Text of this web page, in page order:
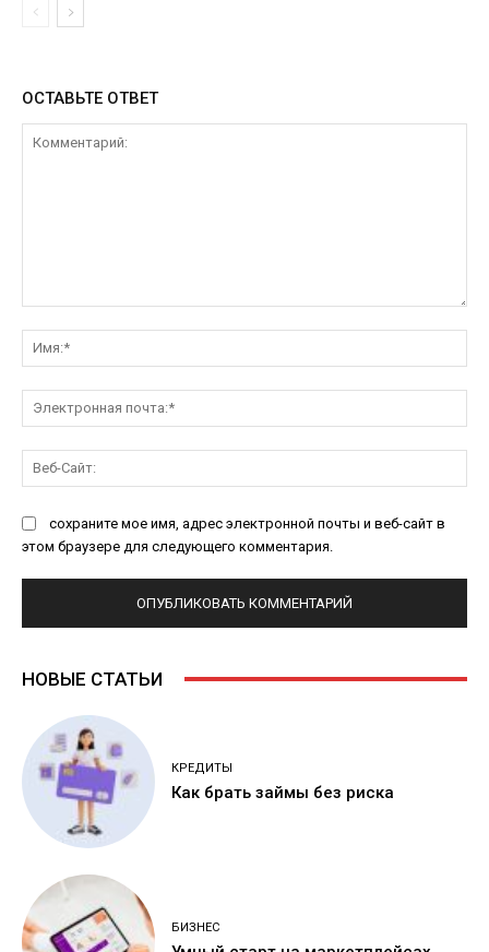
ОСТАВЬТЕ ОТВЕТ
сохраните мое имя, адрес электронной почты и веб-сайт в
этом браузере для следующего комментария.
НОВЫЕ СТАТЬИ
КРЕДИТЫ
Как брать займы без риска
БИЗНЕС